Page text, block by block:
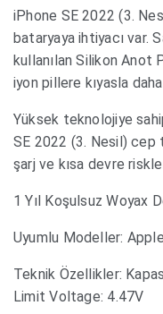
iPhone SE 2022 (3.
bataryaya ihtiyacı var.
kullanılan Silikon
iyon pillere kıyasla
Yüksek teknolojiye
SE 2022 (3. Nesil) cep
şarj ve kısa devre
1 Yıl Koşulsuz Woyax
Uyumlu Modeller:
Teknik Özellikler:
Limit Voltage: 4.47V